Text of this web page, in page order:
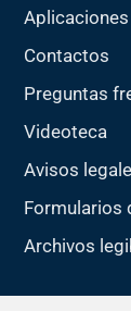
Contactos
Preguntas
Videoteca
Avisos
Formularios
Archivos